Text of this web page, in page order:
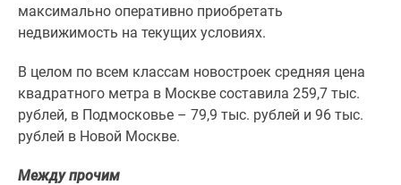
карте
Ипотечный
Семейная
ипотека
Военная
ипотека
максимально оперативно приобретать
недвижимость на текущих условиях.
В целом по всем классам новостроек средняя цена
квадратного метра в Москве составила 259,7 тыс.
рублей, в Подмосковье – 79,9 тыс. рублей и 96 тыс.
рублей в Новой Москве.
Между прочим